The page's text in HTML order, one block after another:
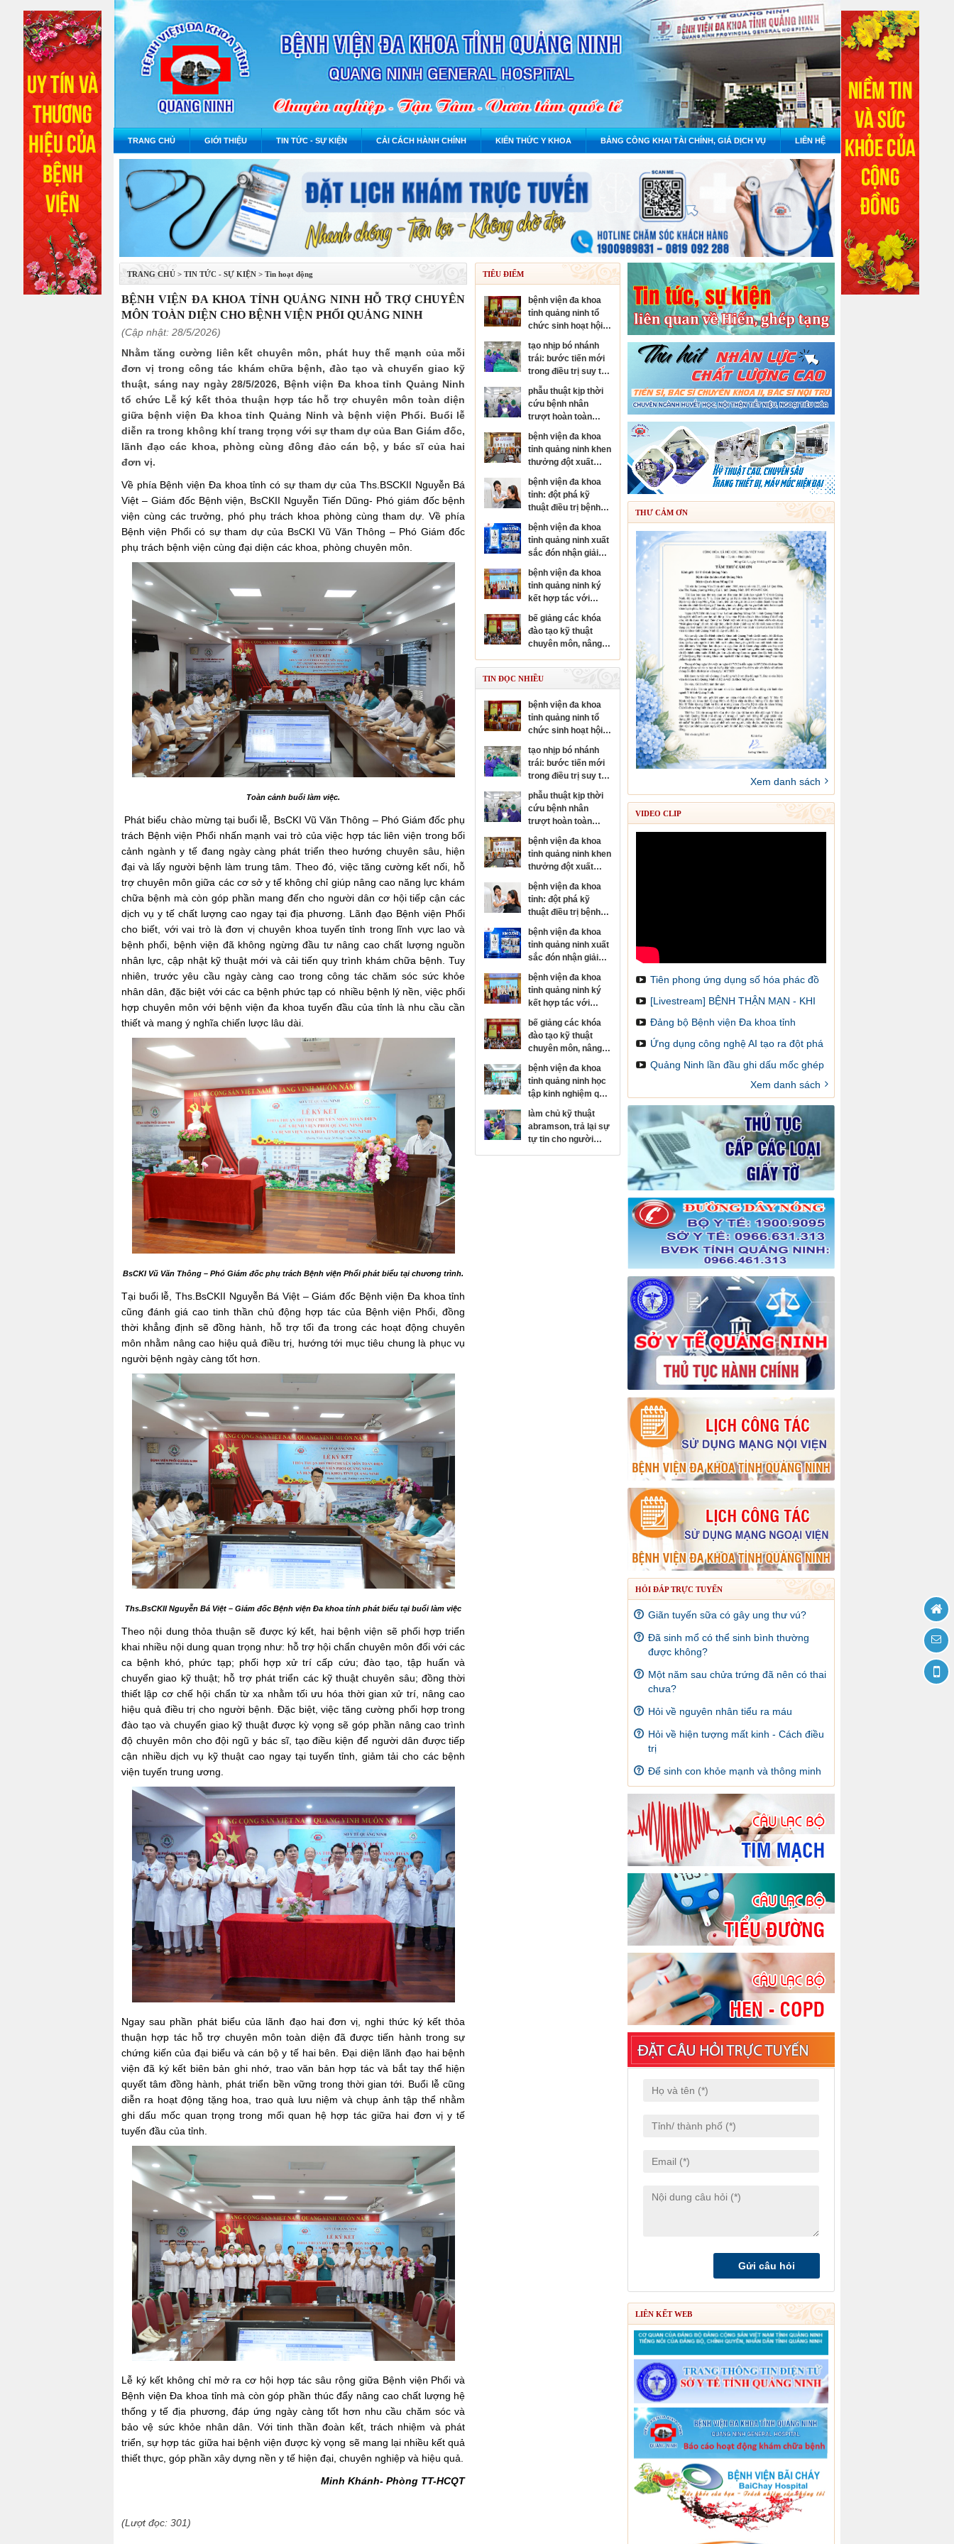
TRANG CHỦ GIỚI THIỆU TIN TỨC - SỰ KIỆN CẢI CÁCH HÀNH CHÍNH KIẾN THỨC Y KHOA BẢNG CÔNG KHAI TÀI CHÍNH, GIÁ DỊCH VỤ LIÊN HỆ
TRANG CHỦ > TIN TỨC - SỰ KIỆN > Tin hoạt động
BỆNH VIỆN ĐA KHOA TỈNH QUẢNG NINH HỖ TRỢ CHUYÊN
MÔN TOÀN DIỆN CHO BỆNH VIỆN PHỔI QUẢNG NINH
(Cập nhật: 28/5/2026)
Nhằm tăng cường liên kết chuyên môn, phát huy thế mạnh của mỗi
đơn vị trong công tác khám chữa bệnh, đào tạo và chuyển giao kỹ
thuật, sáng nay ngày 28/5/2026, Bệnh viện Đa khoa tỉnh Quảng Ninh
tổ chức Lễ ký kết thỏa thuận hợp tác hỗ trợ chuyên môn toàn diện
giữa bệnh viện Đa khoa tỉnh Quảng Ninh và bệnh viện Phổi. Buổi lễ
diễn ra trong không khí trang trọng với sự tham dự của Ban Giám đốc,
lãnh đạo các khoa, phòng cùng đông đảo cán bộ, y bác sĩ của hai
đơn vị.
Về phía Bệnh viện Đa khoa tỉnh có sự tham dự của Ths.BSCKII Nguyễn Bá
Việt – Giám đốc Bệnh viện, BsCKII Nguyễn Tiến Dũng- Phó giám đốc bệnh
viện cùng các trưởng, phó phụ trách khoa phòng cùng tham dự. Về phía
Bệnh viện Phổi có sự tham dự của BsCKI Vũ Văn Thông – Phó Giám đốc
phụ trách bệnh viện cùng đại diện các khoa, phòng chuyên môn.
Toàn cảnh buổi làm việc.
Phát biểu chào mừng tại buổi lễ, BsCKI Vũ Văn Thông – Phó Giám đốc phụ
trách Bệnh viện Phổi nhấn mạnh vai trò của việc hợp tác liên viện trong bối
cảnh ngành y tế đang ngày càng phát triển theo hướng chuyên sâu, hiện
đại và lấy người bệnh làm trung tâm. Theo đó, việc tăng cường kết nối, hỗ
trợ chuyên môn giữa các cơ sở y tế không chỉ giúp nâng cao năng lực khám
chữa bệnh mà còn góp phần mang đến cho người dân cơ hội tiếp cận các
dịch vụ y tế chất lượng cao ngay tại địa phương. Lãnh đạo Bệnh viện Phổi
cho biết, với vai trò là đơn vị chuyên khoa tuyến tỉnh trong lĩnh vực lao và
bệnh phổi, bệnh viện đã không ngừng đầu tư nâng cao chất lượng nguồn
nhân lực, cập nhật kỹ thuật mới và cải tiến quy trình khám chữa bệnh. Tuy
nhiên, trước yêu cầu ngày càng cao trong công tác chăm sóc sức khỏe
nhân dân, đặc biệt với các ca bệnh phức tạp có nhiều bệnh lý nền, việc phối
hợp chuyên môn với bệnh viện đa khoa tuyến đầu của tỉnh là nhu cầu cần
thiết và mang ý nghĩa chiến lược lâu dài.
BsCKI Vũ Văn Thông – Phó Giám đốc phụ trách Bệnh viện Phổi phát biểu tại chương trình.
Tại buổi lễ, Ths.BsCKII Nguyễn Bá Việt – Giám đốc Bệnh viện Đa khoa tỉnh
cũng đánh giá cao tinh thần chủ động hợp tác của Bệnh viện Phổi, đồng
thời khẳng định sẽ đồng hành, hỗ trợ tối đa trong các hoạt động chuyên
môn nhằm nâng cao hiệu quả điều trị, hướng tới mục tiêu chung là phục vụ
người bệnh ngày càng tốt hơn.
Ths.BsCKII Nguyễn Bá Việt – Giám đốc Bệnh viện Đa khoa tỉnh phát biểu tại buổi làm việc
Theo nội dung thỏa thuận sẽ được ký kết, hai bệnh viện sẽ phối hợp triển
khai nhiều nội dung quan trọng như: hỗ trợ hội chẩn chuyên môn đối với các
ca bệnh khó, phức tạp; phối hợp xử trí cấp cứu; đào tạo, tập huấn và
chuyển giao kỹ thuật; hỗ trợ phát triển các kỹ thuật chuyên sâu; đồng thời
thiết lập cơ chế hội chẩn từ xa nhằm tối ưu hóa thời gian xử trí, nâng cao
hiệu quả điều trị cho người bệnh. Đặc biệt, việc tăng cường phối hợp trong
đào tạo và chuyển giao kỹ thuật được kỳ vọng sẽ góp phần nâng cao trình
độ chuyên môn cho đội ngũ y bác sĩ, tạo điều kiện để người dân được tiếp
cận nhiều dịch vụ kỹ thuật cao ngay tại tuyến tỉnh, giảm tải cho các bệnh
viện tuyến trung ương.
Ngay sau phần phát biểu của lãnh đạo hai đơn vị, nghi thức ký kết thỏa
thuận hợp tác hỗ trợ chuyên môn toàn diện đã được tiến hành trong sự
chứng kiến của đại biểu và cán bộ y tế hai bên. Đại diện lãnh đạo hai bệnh
viện đã ký kết biên bản ghi nhớ, trao văn bản hợp tác và bắt tay thể hiện
quyết tâm đồng hành, phát triển bền vững trong thời gian tới. Buổi lễ cũng
diễn ra hoạt động tặng hoa, trao quà lưu niệm và chụp ảnh tập thể nhằm
ghi dấu mốc quan trọng trong mối quan hệ hợp tác giữa hai đơn vị y tế
tuyến đầu của tỉnh.
Lễ ký kết không chỉ mở ra cơ hội hợp tác sâu rộng giữa Bệnh viện Phổi và
Bệnh viện Đa khoa tỉnh mà còn góp phần thúc đẩy nâng cao chất lượng hệ
thống y tế địa phương, đáp ứng ngày càng tốt hơn nhu cầu chăm sóc và
bảo vệ sức khỏe nhân dân. Với tinh thần đoàn kết, trách nhiệm và phát
triển, sự hợp tác giữa hai bệnh viện được kỳ vọng sẽ mang lại nhiều kết quả
thiết thực, góp phần xây dựng nền y tế hiện đại, chuyên nghiệp và hiệu quả.
Minh Khánh- Phòng TT-HCQT
(Lượt đọc: 301)
TIÊU ĐIỂM
bệnh viện đa khoa
tỉnh quảng ninh tổ
chức sinh hoạt hội
đồng người bệnh
cấp bệnh viện
tạo nhịp bó nhánh
trái: bước tiến mới
trong điều trị suy tim
và rối loạn nhịp tim
phẫu thuật kịp thời
cứu bệnh nhân
trượt hoàn toàn
thân đốt sống, sốc
tủy nặng
bệnh viện đa khoa
tỉnh quảng ninh khen
thưởng đột xuất
đơn nguyên đột quỵ
đạt danh hiệu kim
cương của hội đột
quỵ thế giới
bệnh viện đa khoa
tỉnh: đột phá kỹ
thuật điều trị bệnh
da liễu
bệnh viện đa khoa
tỉnh quảng ninh xuất
sắc đón nhận giải
thưởng kim cương
của hội đột quỵ thế
giới
bệnh viện đa khoa
tỉnh quảng ninh ký
kết hợp tác với
bệnh viện mắt trung
ương, phát triển
chuyên sâu chuyên
ngành nhãn khoa
bế giảng các khóa
đào tạo kỹ thuật
chuyên môn, nâng
sở
TIN ĐỌC NHIỀU
bệnh viện đa khoa
tỉnh quảng ninh tổ
chức sinh hoạt hội
đồng người bệnh
cấp bệnh viện
tạo nhịp bó nhánh
trái: bước tiến mới
trong điều trị suy tim
và rối loạn nhịp tim
phẫu thuật kịp thời
cứu bệnh nhân
trượt hoàn toàn
thân đốt sống, sốc
tủy nặng
bệnh viện đa khoa
tỉnh quảng ninh khen
thưởng đột xuất
đơn nguyên đột quỵ
đạt danh hiệu kim
cương của hội đột
quỵ thế giới
bệnh viện đa khoa
tỉnh: đột phá kỹ
thuật điều trị bệnh
da liễu
bệnh viện đa khoa
tỉnh quảng ninh xuất
sắc đón nhận giải
thưởng kim cương
của hội đột quỵ thế
giới
bệnh viện đa khoa
tỉnh quảng ninh ký
kết hợp tác với
bệnh viện mắt trung
ương, phát triển
chuyên sâu chuyên
ngành nhãn khoa
bế giảng các khóa
đào tạo kỹ thuật
chuyên môn, nâng
cao năng lực y tế cơ
sở
bệnh viện đa khoa
tỉnh quảng ninh học
tập kinh nghiệm quy
hoạch, xây dựng
bệnh viện hiện đại
tại bệnh viện trung
ương quân đội 108
làm chủ kỹ thuật
abramson, trả lại sự
tự tin cho người
THƯ CẢM ƠN
Xem danh sách
VIDEO CLIP
Tiên phong ứng dụng số hóa phác đồ
điều trị và cảnh báo dược lâm sàng
[Livestream] BỆNH THẬN MẠN - KHI
NÀO CẦN GHÉP THẬN VÀ LÀM SAO
Đảng bộ Bệnh viện Đa khoa tỉnh
Quảng Ninh: Một nhiệm kỳ đổi mới,
Ứng dụng công nghệ AI tạo ra đột phá
trong chẩn đoán hình ảnh y khoa
Quảng Ninh lần đầu ghi dấu mốc ghép
thận trên bản đồ ghép tạng Việt Nam
Xem danh sách
HỎI ĐÁP TRỰC TUYẾN
Giãn tuyến sữa có gây ung thư vú?
Đã sinh mổ có thể sinh bình thường
được không?
Một năm sau chửa trứng đã nên có thai
chưa?
Hỏi về nguyên nhân tiểu ra máu
Hỏi về hiện tượng mất kinh - Cách điều
trị
Để sinh con khỏe mạnh và thông minh
LIÊN KẾT WEB